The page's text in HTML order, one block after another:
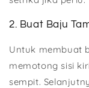
2. Buat Baju
Untuk membuat
memotong sisi
sempit.